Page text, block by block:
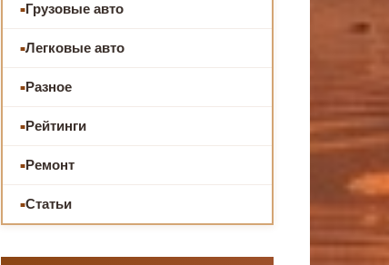
Грузовые авто
Легковые авто
Разное
Рейтинги
Ремонт
Статьи